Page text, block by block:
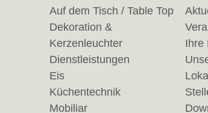
Auf dem Tisch / Table Top
Dekoration &
Kerzenleuchter
Dienstleistungen
Eis
Küchentechnik
Mobiliar
Ihre